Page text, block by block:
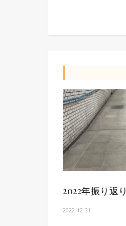
2022年振り返り
2022-12-31